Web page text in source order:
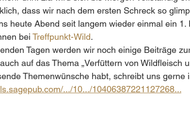
dass wir nach dem ersten Schreck so
heute Abend seit langem wieder einmal ein
bei Treffpunkt-Wild.
Tagen werden wir noch einige Beiträge
auf das Thema „Verfüttern von Wildfleisch
Themenwünsche habt, schreibt uns gerne
.../10.../10406387221127268...